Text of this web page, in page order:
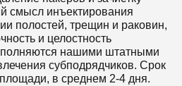
смысл инъектирования
полостей, трещин и раковин,
и целостность
нашими штатными
субподрядчиков. Срок
в среднем 2-4 дня.